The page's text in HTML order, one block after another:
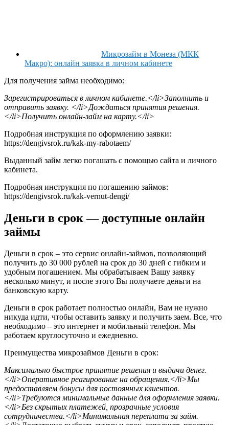
Микрозайм в Монеза (МКК
Макро): онлайн заявка в личном кабинете
Для получения займа необходимо:
Зарегистрироваться в личном кабинете.</li>Заполнить и
отправить заявку. </li>Дождаться принятия решения.
</li>Получить онлайн-займ на карту.</li>
Подробная инструкция по оформлению заявки:
https://dengivsrok.ru/kak-my-rabotaem/
Выданный займ легко погашать c помощью сайта и личного
кабинета.
Подробная инструкция по погашению займов:
https://dengivsrok.ru/kak-vernut-dengi/
Деньги в срок — доступные онлайн
займы
Деньги в срок – это сервис онлайн-займов, позволяющий
получить до 30 000 рублей на срок до 30 дней с гибким и
удобным погашением. Мы обрабатываем Вашу заявку
несколько минут, и после этого Вы получаете деньги на
банковскую карту.
Деньги в срок работает полностью онлайн, Вам не нужно
никуда идти, чтобы оставить заявку и получить заем. Все, что
необходимо – это интернет и мобильный телефон. Мы
работаем круглосуточно и ежедневно.
Преимущества микрозаймов Деньги в срок:
Максимально быстрое принятие решения и выдачи денег.
</li>Оперативное реагирование на обращения.</li>Мы
предоставляем бонусы для постоянных клиентов.
</li>Требуются минимальные данные для оформления заявки.
</li>Без скрытых платежей, прозрачные условия
сотрудничества.</li>Минимальная переплата за займ.